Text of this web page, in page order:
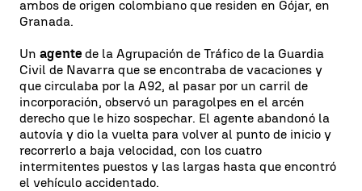
ambos de origen colombiano que residen en Gójar, en
Granada.
Un agente de la Agrupación de Tráfico de la Guardia
Civil de Navarra que se encontraba de vacaciones y
que circulaba por la A92, al pasar por un carril de
incorporación, observó un paragolpes en el arcén
derecho que le hizo sospechar. El agente abandonó la
autovía y dio la vuelta para volver al punto de inicio y
recorrerlo a baja velocidad, con los cuatro
intermitentes puestos y las largas hasta que encontró
el vehículo accidentado.